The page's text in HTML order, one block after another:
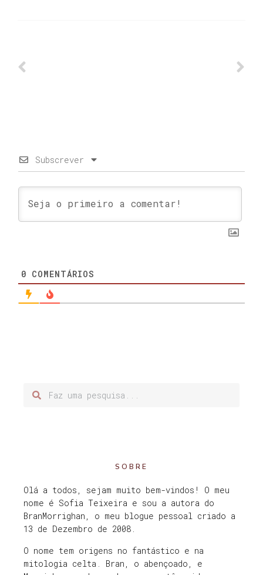
Subscrever
0 COMENTÁRIOS
SOBRE
Olá a todos, sejam muito bem-vindos! O meu
nome é Sofia Teixeira e sou a autora do
BranMorrighan, o meu blogue pessoal criado a
13 de Dezembro de 2008.
O nome tem origens no fantástico e na
mitologia celta. Bran, o abençoado, e